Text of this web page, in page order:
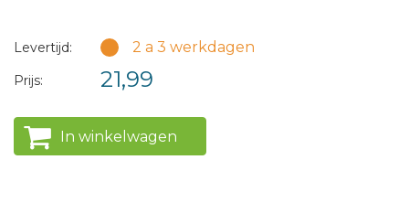
Levertijd: 2 a 3 werkdagen
Prijs: 21,99
In winkelwagen